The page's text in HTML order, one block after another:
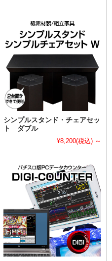
シンプルスタンド・チェアセッ
ト ダブル
¥8,200(税込) ～